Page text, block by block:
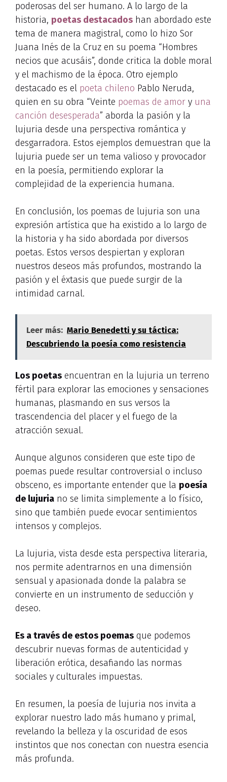
poderosas del ser humano. A lo largo de la
historia, poetas destacados han abordado este
tema de manera magistral, como lo hizo Sor
Juana Inés de la Cruz en su poema “Hombres
necios que acusáis”, donde critica la doble moral
y el machismo de la época. Otro ejemplo
destacado es el poeta chileno Pablo Neruda,
quien en su obra “Veinte poemas de amor y una
canción desesperada” aborda la pasión y la
lujuria desde una perspectiva romántica y
desgarradora. Estos ejemplos demuestran que la
lujuria puede ser un tema valioso y provocador
en la poesía, permitiendo explorar la
complejidad de la experiencia humana.
En conclusión, los poemas de lujuria son una
expresión artística que ha existido a lo largo de
la historia y ha sido abordada por diversos
poetas. Estos versos despiertan y exploran
nuestros deseos más profundos, mostrando la
pasión y el éxtasis que puede surgir de la
intimidad carnal.
Leer más: Mario Benedetti y su táctica:
Descubriendo la poesía como resistencia
Los poetas encuentran en la lujuria un terreno
fértil para explorar las emociones y sensaciones
humanas, plasmando en sus versos la
trascendencia del placer y el fuego de la
atracción sexual.
Aunque algunos consideren que este tipo de
poemas puede resultar controversial o incluso
obsceno, es importante entender que la poesía
de lujuria no se limita simplemente a lo físico,
sino que también puede evocar sentimientos
intensos y complejos.
La lujuria, vista desde esta perspectiva literaria,
nos permite adentrarnos en una dimensión
sensual y apasionada donde la palabra se
convierte en un instrumento de seducción y
deseo.
Es a través de estos poemas que podemos
descubrir nuevas formas de autenticidad y
liberación erótica, desafiando las normas
sociales y culturales impuestas.
En resumen, la poesía de lujuria nos invita a
explorar nuestro lado más humano y primal,
revelando la belleza y la oscuridad de esos
instintos que nos conectan con nuestra esencia
más profunda.